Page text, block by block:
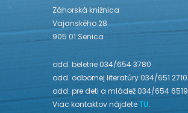
Záhorská knižnica
Vajanského 28
905 01 Senica
odd. beletrie 034/654 3780
odd. odbornej literatúry 034/651 2710
odd. pre deti a mládež 034/654 6519
Viac kontaktov nájdeteTU.